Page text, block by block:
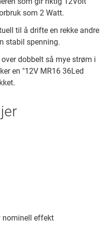
som 2 Watt.
til å drifte en rekke andre
stabil spenning.
dobbelt så mye strøm i
en "12V MR16 36Led
nominell effekt